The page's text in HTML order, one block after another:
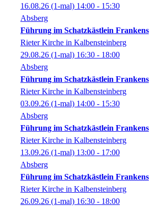
16.08.26 (1-mal) 14:00 - 15:30
Absberg
Führung im Schatzkästlein Frankens
Rieter Kirche in Kalbensteinberg
29.08.26 (1-mal) 16:30 - 18:00
Absberg
Führung im Schatzkästlein Frankens
Rieter Kirche in Kalbensteinberg
03.09.26 (1-mal) 14:00 - 15:30
Absberg
Führung im Schatzkästlein Frankens
Rieter Kirche in Kalbensteinberg
13.09.26 (1-mal) 13:00 - 17:00
Absberg
Führung im Schatzkästlein Frankens
Rieter Kirche in Kalbensteinberg
26.09.26 (1-mal) 16:30 - 18:00